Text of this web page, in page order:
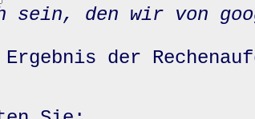
sein, den wir von
der